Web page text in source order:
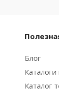
Блог
Каталог